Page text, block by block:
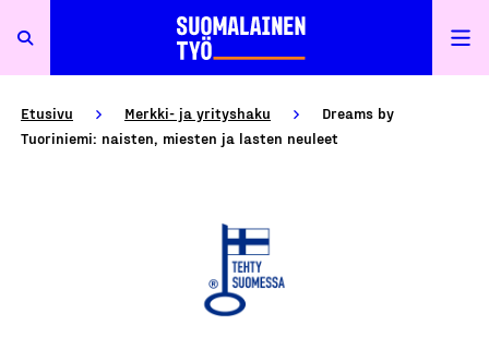
Etusivu Merkki- ja yrityshaku
Dreams by
Tuoriniemi: naisten, miesten ja lasten neuleet